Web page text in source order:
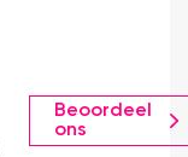
Beoordeel
ons